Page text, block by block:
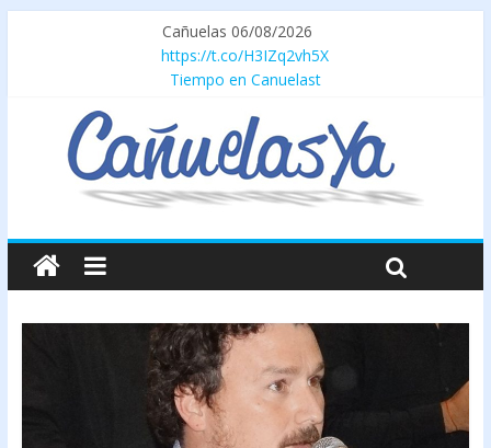
Cañuelas 06/08/2026
https://t.co/H3IZq2vh5X
Tiempo en Canuelast